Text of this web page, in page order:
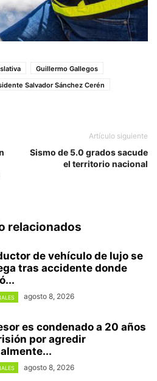
Guillermo Gallegos
Salvador Sánchez Cerén
Artículo siguiente
Sismo de 5.0 grados sacude
el territorio nacional
relacionados
de vehículo de lujo se
tras accidente donde
agosto 8, 2026
es condenado a 20 años
por agredir
agosto 8, 2026